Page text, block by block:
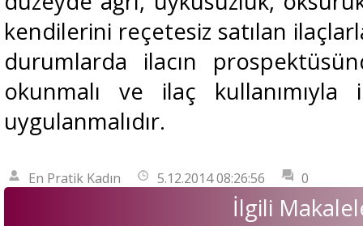
kendilerini reçetesiz satılan
durumlarda ilacın
okunmalı ve ilaç
uygulanmalıdır.
En Pratik Kadın 5.12.2014 08:26:56 0
İlgili